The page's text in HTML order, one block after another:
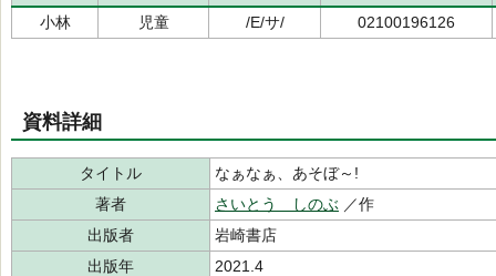
小林
児童 /E/サ/ 02100196126
資料詳細
タイトル
なぁなぁ、あそぼ～!
著者
さいとう しのぶ ／作
出版者
岩崎書店
出版年
2021.4